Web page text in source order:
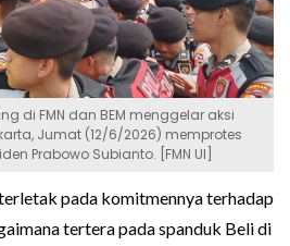
di FMN dan BEM menggelar aksi
Jumat (12/6/2026) memprotes
Prabowo Subianto. [FMN UI]
pada komitmennya terhadap
tertera pada spanduk Beli di